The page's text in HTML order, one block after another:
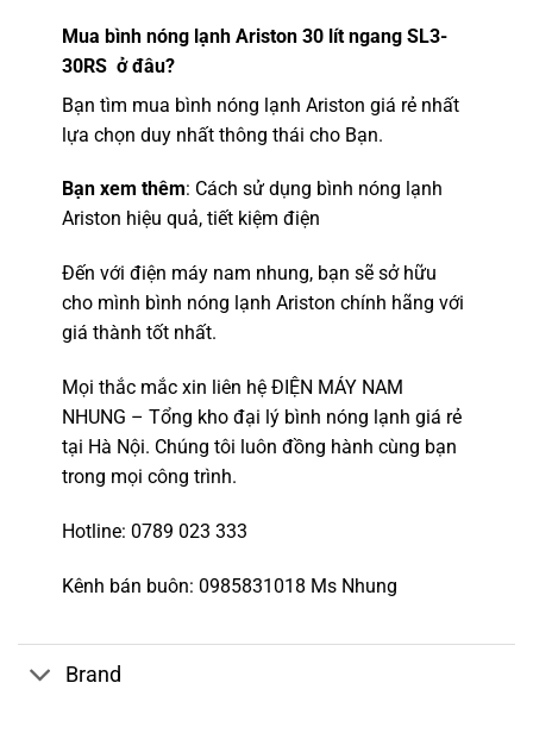
Mua bình nóng lạnh Ariston 30 lít ngang SL3-
30RS ở đâu?
Bạn tìm mua bình nóng lạnh Ariston giá rẻ nhất
lựa chọn duy nhất thông thái cho Bạn.
Bạn xem thêm: Cách sử dụng bình nóng lạnh
Ariston hiệu quả, tiết kiệm điện
Đến với điện máy nam nhung, bạn sẽ sở hữu
cho mình bình nóng lạnh Ariston chính hãng với
giá thành tốt nhất.
Mọi thắc mắc xin liên hệ ĐIỆN MÁY NAM
NHUNG – Tổng kho đại lý bình nóng lạnh giá rẻ
tại Hà Nội. Chúng tôi luôn đồng hành cùng bạn
trong mọi công trình.
Hotline: 0789 023 333
Kênh bán buôn: 0985831018 Ms Nhung
Brand